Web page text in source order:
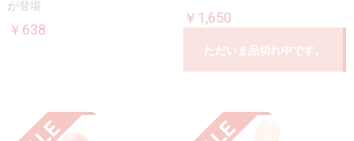
が登場
￥638
￥1,650
ただいま品切れ中です。